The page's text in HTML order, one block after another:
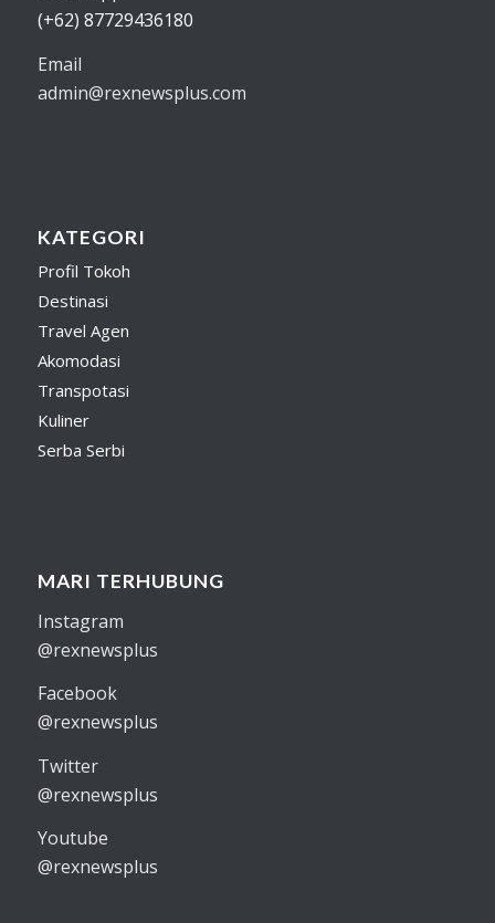
(+62) 87729436180
Email
admin@rexnewsplus.com
KATEGORI
Profil Tokoh
Destinasi
Travel Agen
Akomodasi
Transpotasi
Kuliner
Serba Serbi
MARI TERHUBUNG
Instagram
@rexnewsplus
Facebook
@rexnewsplus
Twitter
@rexnewsplus
Youtube
@rexnewsplus